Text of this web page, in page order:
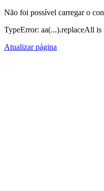
Não foi possível carregar o
TypeError: aa(...).replaceAll is
Atualizar página